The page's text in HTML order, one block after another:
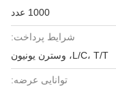
1000 عدد
شرایط پرداخت:
L/C، T/T، وسترن یونیون
توانایی عرضه: